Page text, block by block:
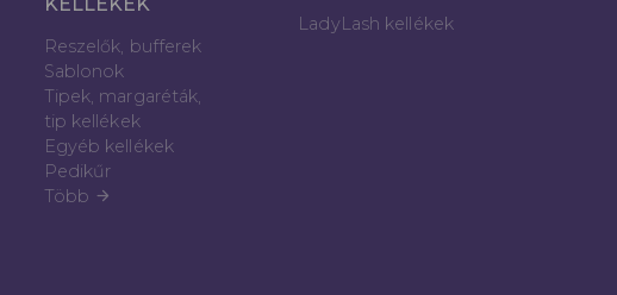
KELLÉKEK
Reszelők, bufferek
Sablonok
Tipek, margaréták,
tip kellékek
Egyéb kellékek
Pedikűr
Több arrow_forward
LadyLash kellékek